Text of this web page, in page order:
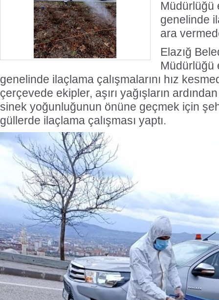
Müdürlüğü
genelinde
ara
Elazığ
Müdürlüğü
genelinde ilaçlama çalışmalarını hız
çerçevede ekipler, aşırı yağışların
sinek yoğunluğunun önüne geçmek için
güllerde ilaçlama çalışması yaptı.